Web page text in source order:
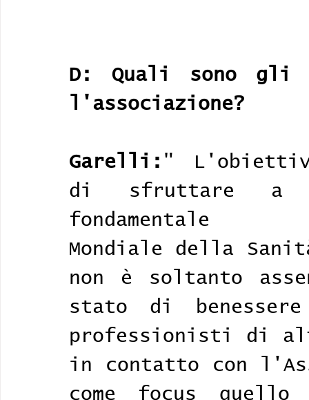
D: Quali sono gli
l'associazione?
Garelli: "
di sfruttare a
fondamentale
Mondiale della
non è soltanto
stato di
professionisti di
in contatto con
come focus